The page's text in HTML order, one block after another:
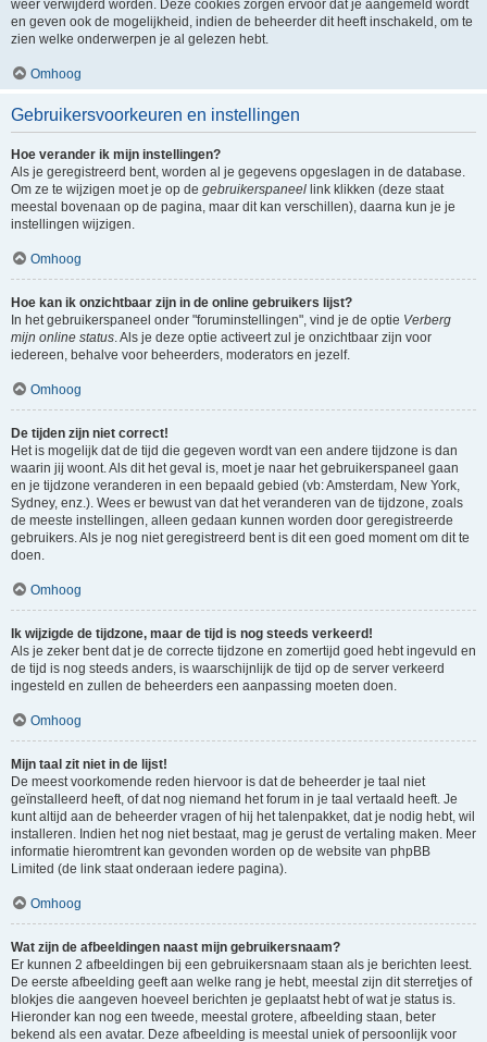
weer verwijderd worden. Deze cookies zorgen ervoor dat je aangemeld wordt
en geven ook de mogelijkheid, indien de beheerder dit heeft inschakeld, om te
zien welke onderwerpen je al gelezen hebt.
Omhoog
Gebruikersvoorkeuren en instellingen
Hoe verander ik mijn instellingen?
Als je geregistreerd bent, worden al je gegevens opgeslagen in de database.
Om ze te wijzigen moet je op de gebruikerspaneel link klikken (deze staat
meestal bovenaan op de pagina, maar dit kan verschillen), daarna kun je je
instellingen wijzigen.
Omhoog
Hoe kan ik onzichtbaar zijn in de online gebruikers lijst?
In het gebruikerspaneel onder "foruminstellingen", vind je de optie Verberg
mijn online status. Als je deze optie activeert zul je onzichtbaar zijn voor
iedereen, behalve voor beheerders, moderators en jezelf.
Omhoog
De tijden zijn niet correct!
Het is mogelijk dat de tijd die gegeven wordt van een andere tijdzone is dan
waarin jij woont. Als dit het geval is, moet je naar het gebruikerspaneel gaan
en je tijdzone veranderen in een bepaald gebied (vb: Amsterdam, New York,
Sydney, enz.). Wees er bewust van dat het veranderen van de tijdzone, zoals
de meeste instellingen, alleen gedaan kunnen worden door geregistreerde
gebruikers. Als je nog niet geregistreerd bent is dit een goed moment om dit te
doen.
Omhoog
Ik wijzigde de tijdzone, maar de tijd is nog steeds verkeerd!
Als je zeker bent dat je de correcte tijdzone en zomertijd goed hebt ingevuld en
de tijd is nog steeds anders, is waarschijnlijk de tijd op de server verkeerd
ingesteld en zullen de beheerders een aanpassing moeten doen.
Omhoog
Mijn taal zit niet in de lijst!
De meest voorkomende reden hiervoor is dat de beheerder je taal niet
geïnstalleerd heeft, of dat nog niemand het forum in je taal vertaald heeft. Je
kunt altijd aan de beheerder vragen of hij het talenpakket, dat je nodig hebt, wil
installeren. Indien het nog niet bestaat, mag je gerust de vertaling maken. Meer
informatie hieromtrent kan gevonden worden op de website van phpBB
Limited (de link staat onderaan iedere pagina).
Omhoog
Wat zijn de afbeeldingen naast mijn gebruikersnaam?
Er kunnen 2 afbeeldingen bij een gebruikersnaam staan als je berichten leest.
De eerste afbeelding geeft aan welke rang je hebt, meestal zijn dit sterretjes of
blokjes die aangeven hoeveel berichten je geplaatst hebt of wat je status is.
Hieronder kan nog een tweede, meestal grotere, afbeelding staan, beter
bekend als een avatar. Deze afbeelding is meestal uniek of persoonlijk voor